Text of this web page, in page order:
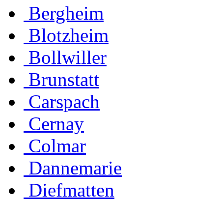
Bergheim
Blotzheim
Bollwiller
Brunstatt
Carspach
Cernay
Colmar
Dannemarie
Diefmatten